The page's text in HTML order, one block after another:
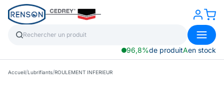
96,8%de produitAen stock
Accueil/Lubrifiants/ROULEMENT INFERIEUR